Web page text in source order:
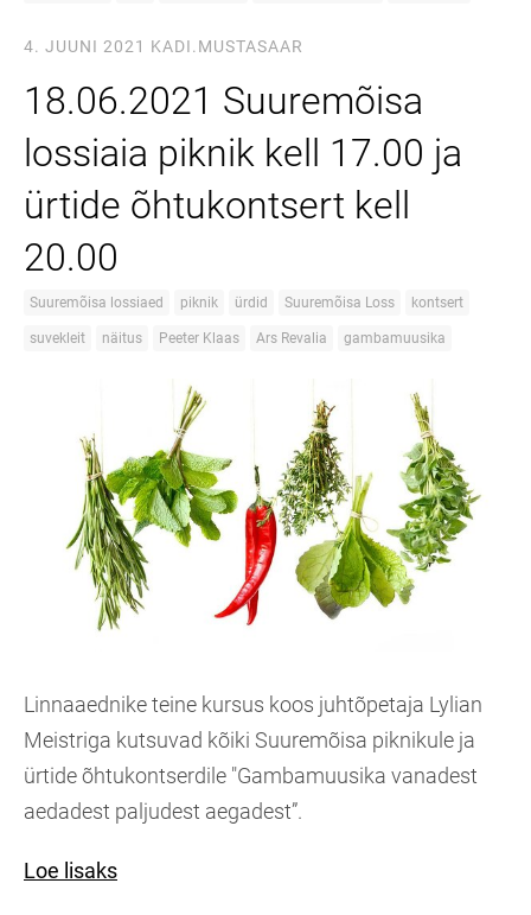
4. JUUNI 2021 KADI.MUSTASAAR
18.06.2021 Suuremõisa
lossiaia piknik kell 17.00 ja
ürtide õhtukontsert kell
20.00
Suuremõisa lossiaed piknik ürdid Suuremõisa Loss kontsert
suvekleit näitus Peeter Klaas Ars Revalia gambamuusika
Linnaaednike teine kursus koos juhtõpetaja Lylian
Meistriga kutsuvad kõiki Suuremõisa piknikule ja
ürtide õhtukontserdile "Gambamuusika vanadest
aedadest paljudest aegadest”.
Loe lisaks